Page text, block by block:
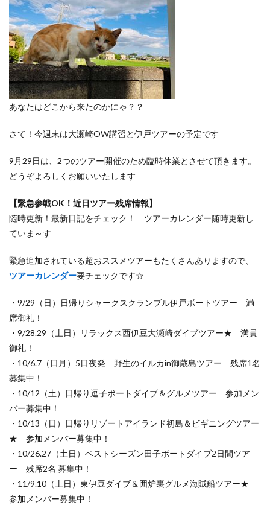
あなたはどこから来たのかにゃ？？
さて！今週末は大瀬崎OW講習と伊戸ツアーの予定です
9月29日は、2つのツアー開催のため臨時休業とさせて頂きます。
どうぞよろしくお願いいたします
【緊急参戦OK！近日ツアー残席情報】
随時更新！最新日記をチェック！ ツアーカレンダー随時更新し
ていま～す
緊急追加されている超おススメツアーもたくさんありますので、
ツアーカレンダー要チェックです☆
・9/29（日）日帰りシャークスクランブル伊戸ボートツアー 満
席御礼！
・9/28.29（土日）リラックス西伊豆大瀬崎ダイブツアー★ 満員
御礼！
・10/6.7（日月）5日夜発 野生のイルカin御蔵島ツアー 残席1名
募集中！
・10/12（土）日帰り逗子ボートダイブ＆グルメツアー 参加メン
バー募集中！
・10/13（日）日帰りリゾートアイランド初島＆ビギニングツアー
★ 参加メンバー募集中！
・10/26.27（土日）ベストシーズン田子ボートダイブ2日間ツア
ー 残席2名 募集中！
・11/9.10（土日）東伊豆ダイブ＆囲炉裏グルメ海賊船ツアー★
参加メンバー募集中！